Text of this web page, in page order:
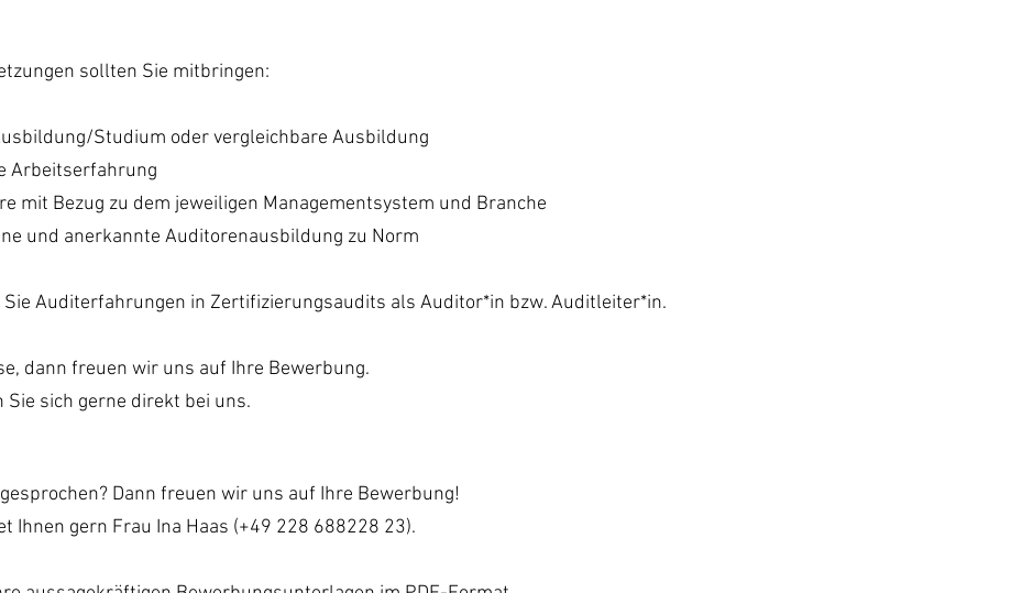
sollten Sie mitbringen:
Studium oder vergleichbare Ausbildung
Arbeitserfahrung
mit Bezug zu dem jeweiligen Managementsystem und Branche
und anerkannte Auditorenausbildung zu Norm
Auditerfahrungen in Zertifizierungsaudits als Auditor*in bzw. Auditleiter*in.
dann freuen wir uns auf Ihre Bewerbung.
Sie sich gerne direkt bei uns.
Dann freuen wir uns auf Ihre Bewerbung!
Ihnen gern Frau Ina Haas (+49 228 688228 23).